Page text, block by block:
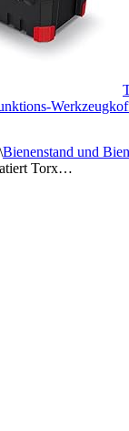
\Bienenstand und
Torx…